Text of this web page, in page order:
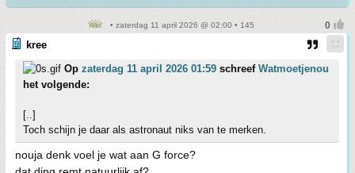
• zaterdag 11 april 2026 @ 02:00 • 145
kree
Op zaterdag 11 april 2026 01:59 schreef Watmoetjenou
het volgende:
[..]
Toch schijn je daar als astronaut niks van te merken.
nouja denk voel je wat aan G force?